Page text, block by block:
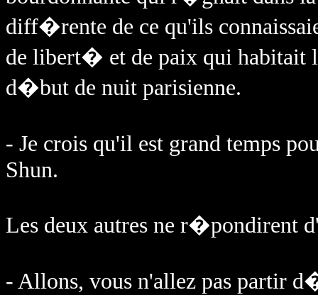
diff�rente de ce qu'ils
de libert� et de paix qui habitait
d�but de nuit parisienne.
- Je crois qu'il est grand temps
Shun.
Les deux autres ne r�pondirent
- Allons, vous n'allez pas partir